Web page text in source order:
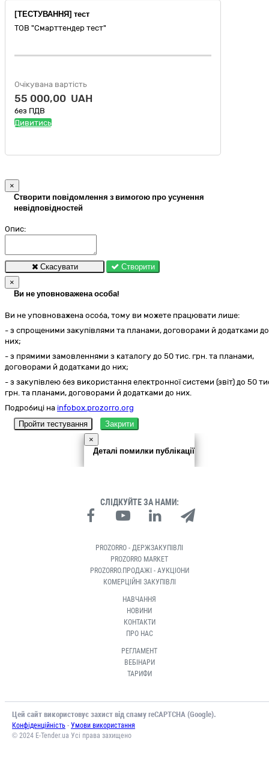
[ТЕСТУВАННЯ] тест
ТОВ "Смарттендер тест"
Очікувана вартість
55 000,00 UAH
без ПДВ
Дивитись
×
Створити повідомлення з вимогою про усунення
невідповідностей
Опис:
Скасувати
Створити
×
Ви не уповноважена особа!
Ви не уповноважена особа, тому ви можете працювати лише:
- з спрощеними закупівлями та планами, договорами й додатками до
них;
- з прямими замовленнями з каталогу до 50 тис. грн. та планами,
договорами й додатками до них;
- з закупівлею без використання електронної системи (звіт) до 50
грн. та планами, договорами й додатками до них.
Подробиці на infobox.prozorro.org
Пройти тестування
Закрити
×
Деталі помилки публікації
СЛІДКУЙТЕ ЗА НАМИ:
PROZORRO - ДЕРЖЗАКУПІВЛІ
PROZORRO MARKET
PROZORRO.ПРОДАЖІ - АУКЦІОНИ
КОМЕРЦІЙНІ ЗАКУПІВЛІ
НАВЧАННЯ
НОВИНИ
КОНТАКТИ
ПРО НАС
РЕГЛАМЕНТ
ВЕБІНАРИ
ТАРИФИ
Цей сайт використовує захист від спаму reCAPTCHA (Google).
Конфіденційність - Умови використання
© 2024 E-Tender.ua Усі права захищено